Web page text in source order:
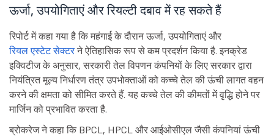
ऊर्जा, उपयोगिताएं और रियल्टी दबाव में रह सकते हैं
रिपोर्ट में कहा गया है कि महंगाई के दौरान ऊर्जा, उपयोगिताएं और
रियल एस्टेट सेक्टरने ऐतिहासिक रूप से कम प्रदर्शन किया है. इनक्रेड
इक्विटीज के अनुसार, सरकारी तेल विपणन कंपनियों के लिए सरकार द्वारा
नियंत्रित मूल्य निर्धारण तंत्र उपभोक्ताओं को कच्चे तेल की ऊंची लागत वहन
करने की क्षमता को सीमित करते हैं. यह कच्चे तेल की कीमतों में वृद्धि होने पर
मार्जिन को प्रभावित करता है.
ब्रोकरेज ने कहा कि BPCL, HPCL और आईओसीएल जैसी कंपनियां ऊंची